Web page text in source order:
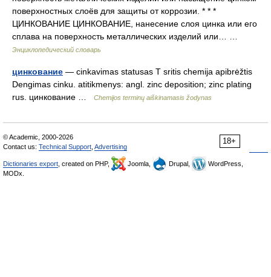
поверхностных слоёв для защиты от коррозии. * * *
ЦИНКОВАНИЕ ЦИНКОВАНИЕ, нанесение слоя цинка или его
сплава на поверхность металлических изделий или… …
Энциклопедический словарь
цинкование — cinkavimas statusas T sritis chemija apibrėžtis
Dengimas cinku. atitikmenys: angl. zinc deposition; zinc plating
rus. цинкование …
Chemijos terminų aiškinamasis žodynas
18+
© Academic, 2000-2026
Contact us: Technical Support Advertising
Dictionaries export , created on PHP, Joomla, Drupal,
WordPress,
MODx.